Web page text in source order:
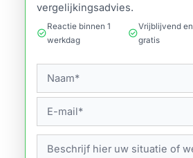
vergelijkingsadvies.
check_circle
Reactie binnen 1
werkdag
check_circle
Vrijblijvend en
gratis